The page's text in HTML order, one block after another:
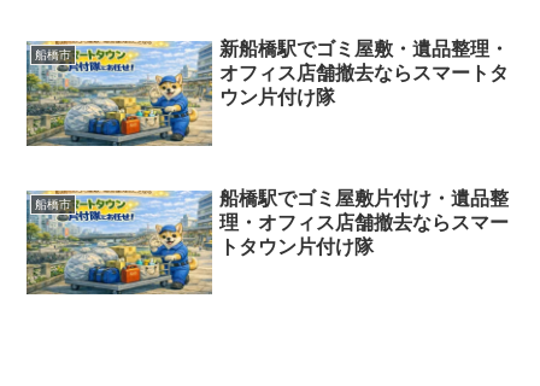
船橋市
新船橋駅でゴミ屋敷・遺品整理・
オフィス店舗撤去ならスマートタ
ウン片付け隊
船橋市
船橋駅でゴミ屋敷片付け・遺品整
理・オフィス店舗撤去ならスマー
トタウン片付け隊